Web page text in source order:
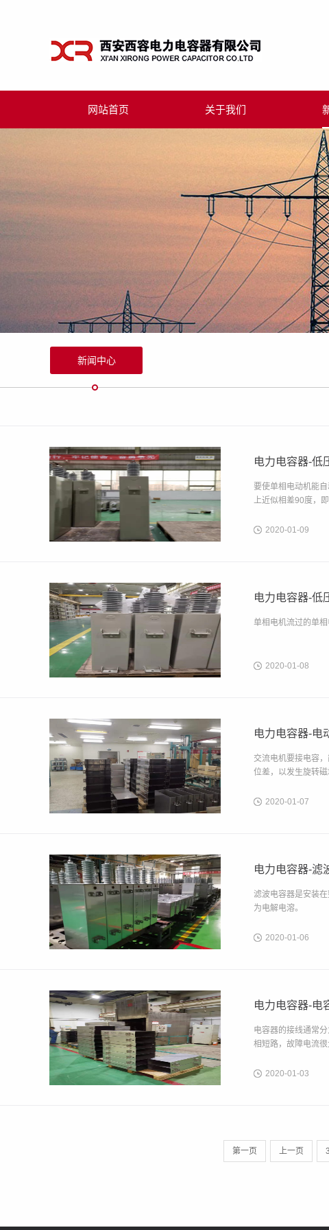
网站首页 关于我们
新闻中心
电力电容器-低
要使单相电动机能
上近似相差90度，
2020-01-09
电力电容器-低
单相电机流过的单
2020-01-08
电力电容器-电
交流电机要接电容
位差，以发生旋转
2020-01-07
电力电容器-滤
滤波电容器是安装
为电解电溶。
2020-01-06
电力电容器-电
电容器的接线通常
相短路，故障电流
2020-01-03
第一页 上一页